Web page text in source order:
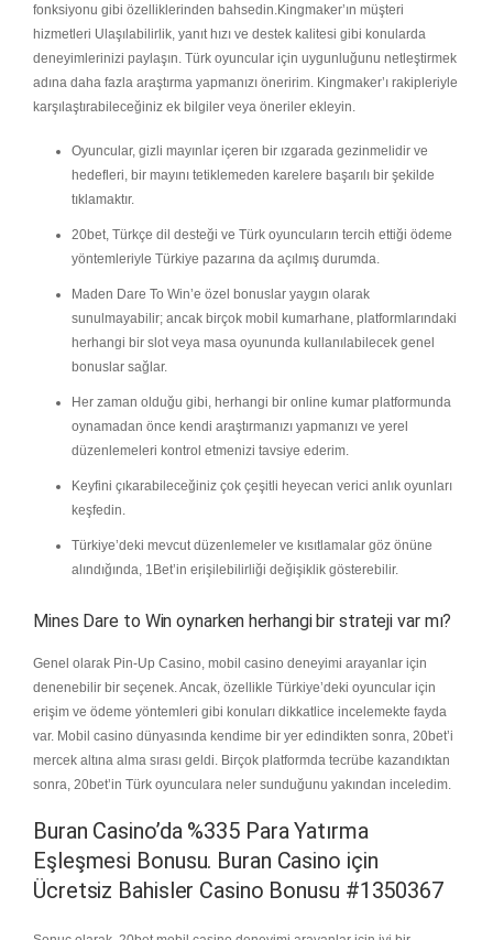
fonksiyonu gibi özelliklerinden bahsedin.Kingmaker’ın müşteri
hizmetleri Ulaşılabilirlik, yanıt hızı ve destek kalitesi gibi konularda
deneyimlerinizi paylaşın. Türk oyuncular için uygunluğunu netleştirmek
adına daha fazla araştırma yapmanızı öneririm. Kingmaker’ı rakipleriyle
karşılaştırabileceğiniz ek bilgiler veya öneriler ekleyin.
Oyuncular, gizli mayınlar içeren bir ızgarada gezinmelidir ve
hedefleri, bir mayını tetiklemeden karelere başarılı bir şekilde
tıklamaktır.
20bet, Türkçe dil desteği ve Türk oyuncuların tercih ettiği ödeme
yöntemleriyle Türkiye pazarına da açılmış durumda.
Maden Dare To Win’e özel bonuslar yaygın olarak
sunulmayabilir; ancak birçok mobil kumarhane, platformlarındaki
herhangi bir slot veya masa oyununda kullanılabilecek genel
bonuslar sağlar.
Her zaman olduğu gibi, herhangi bir online kumar platformunda
oynamadan önce kendi araştırmanızı yapmanızı ve yerel
düzenlemeleri kontrol etmenizi tavsiye ederim.
Keyfini çıkarabileceğiniz çok çeşitli heyecan verici anlık oyunları
keşfedin.
Türkiye’deki mevcut düzenlemeler ve kısıtlamalar göz önüne
alındığında, 1Bet’in erişilebilirliği değişiklik gösterebilir.
Mines Dare to Win oynarken herhangi bir strateji var mı?
Genel olarak Pin-Up Casino, mobil casino deneyimi arayanlar için
denenebilir bir seçenek. Ancak, özellikle Türkiye’deki oyuncular için
erişim ve ödeme yöntemleri gibi konuları dikkatlice incelemekte fayda
var. Mobil casino dünyasında kendime bir yer edindikten sonra, 20bet’i
mercek altına alma sırası geldi. Birçok platformda tecrübe kazandıktan
sonra, 20bet’in Türk oyunculara neler sunduğunu yakından inceledim.
Buran Casino’da %335 Para Yatırma
Eşleşmesi Bonusu. Buran Casino için
Ücretsiz Bahisler Casino Bonusu #1350367